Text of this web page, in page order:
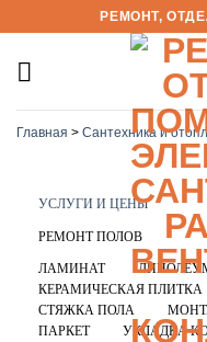
content
РЕМОНТ,
Главная > Сантехника и
УСЛУГИ И ЦЕНЫ
РЕМОНТ ПОЛОВ
ЛАМИНАТ
КЕРАМИЧЕСКАЯ ПЛИТКА
СТЯЖКА ПОЛА
ПАРКЕТ
УКЛАДКА